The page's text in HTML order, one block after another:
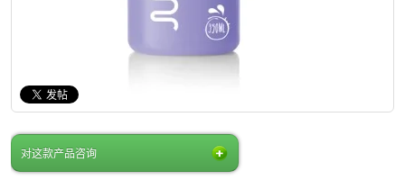
对这款产品咨询